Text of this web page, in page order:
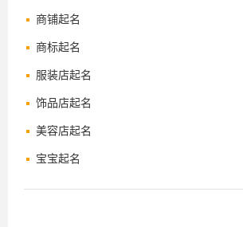
商铺起名
商标起名
服装店起名
饰品店起名
美容店起名
宝宝起名